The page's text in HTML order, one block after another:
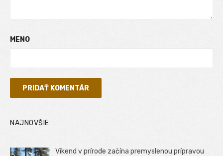
MENO
NAJNOVŠIE
Víkend v prírode začína premyslenou prípravou